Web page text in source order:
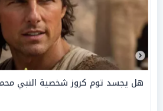
هل يجسد توم كروز شخصية النبي